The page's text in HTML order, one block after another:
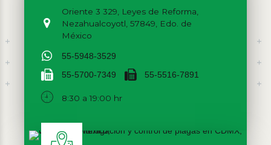
Oriente 3 329, Leyes de Reforma,
Nezahualcoyotl, 57849, Edo. de
México
55-5948-3529
55-5700-7349 55-5516-7891
8:30 a 19:00 hr